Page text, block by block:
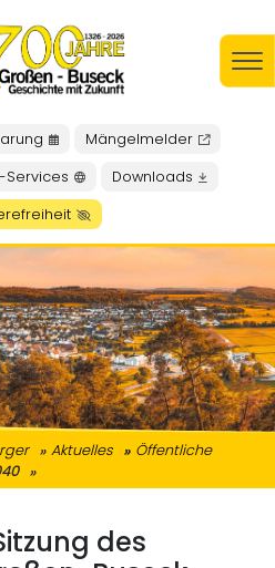
Mängelmelder
Services
Downloads
Aktuelles
Öffentliche
des